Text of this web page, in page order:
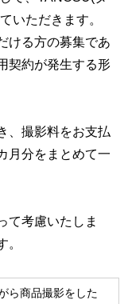
いただきます。
ける方の募集であ
契約が発生する形
、撮影料をお支払
月分をまとめて一
て考慮いたしま
。
ら商品撮影をした